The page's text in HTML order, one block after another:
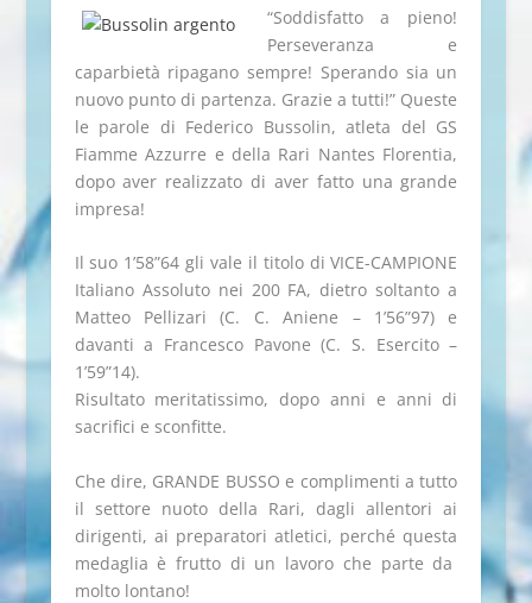
“Soddisfatto a pieno!
Perseveranza e
caparbietà ripagano sempre! Sperando sia un
nuovo punto di partenza. Grazie a tutti!” Queste
le parole di Federico Bussolin, atleta del GS
Fiamme Azzurre e della Rari Nantes Florentia,
dopo aver realizzato di aver fatto una grande
impresa!
Il suo 1’58”64 gli vale il titolo di VICE-CAMPIONE
Italiano Assoluto nei 200 FA, dietro soltanto a
Matteo Pellizari (C. C. Aniene – 1’56”97) e
davanti a Francesco Pavone (C. S. Esercito –
1’59”14).
Risultato meritatissimo, dopo anni e anni di
sacrifici e sconfitte.
Che dire, GRANDE BUSSO e complimenti a tutto
il settore nuoto della Rari, dagli allentori ai
dirigenti, ai preparatori atletici, perché questa
medaglia è frutto di un lavoro che parte da
molto lontano!